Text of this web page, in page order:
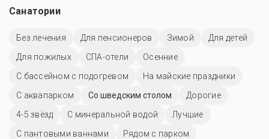
Санатории
Без лечения Для пенсионеров Зимой
Для детей
Для пожилых
СПА-отели
Осенние
С бассейном с подогревом
На майские праздники
С аквапарком
Со шведским столом
Дорогие
4-5 звёзд
С минеральной водой
Лучшие
С пантовыми ваннами
Рядом с парком